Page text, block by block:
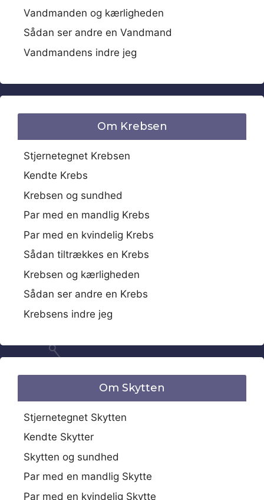
Vandmanden og kærligheden
Sådan ser andre en Vandmand
Vandmandens indre jeg
Om Krebsen
Stjernetegnet Krebsen
Kendte Krebs
Krebsen og sundhed
Par med en mandlig Krebs
Par med en kvindelig Krebs
Sådan tiltrækkes en Krebs
Krebsen og kærligheden
Sådan ser andre en Krebs
Krebsens indre jeg
Om Skytten
Stjernetegnet Skytten
Kendte Skytter
Skytten og sundhed
Par med en mandlig Skytte
Par med en kvindelig Skytte